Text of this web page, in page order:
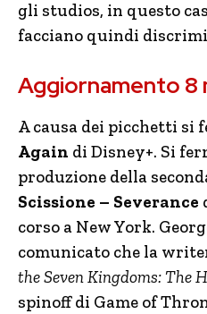
gli studios, in questo
facciano quindi
Aggiornamento 8
A causa dei picchetti si
Again di Disney+. Si
produzione della
Scissione – Severance
corso a New York.
comunicato che la
the Seven Kingdoms: The
spinoff di Game of